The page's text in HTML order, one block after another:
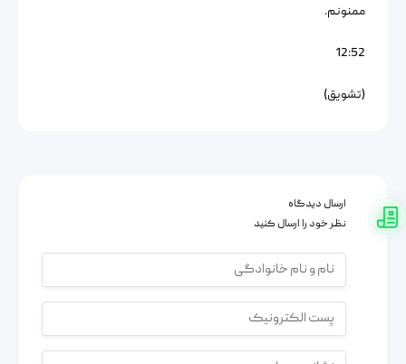
ممنونم.
12:52
(تشویق)
ارسال دیدگاه
نظر خود را ارسال کنید